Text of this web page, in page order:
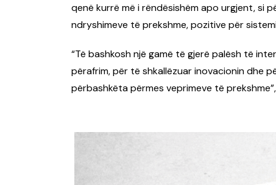
qenë kurrë më i rëndësishëm apo urgjent, si
ndryshimeve të prekshme, pozitive për
“Të bashkosh një gamë të gjerë palësh të
përafrim, për të shkallëzuar inovacionin dhe
përbashkëta përmes veprimeve të